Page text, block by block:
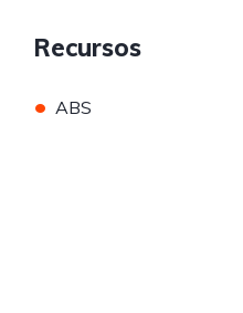
Recursos
• ABS